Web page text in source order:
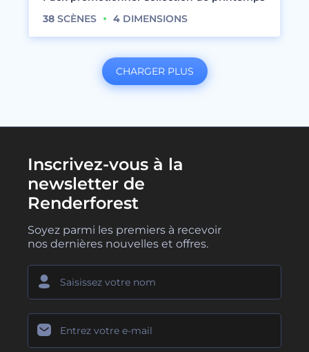
38 SCÈNES 4 DIMENSIONS
CHARGER PLUS
Inscrivez-vous à la
newsletter de
Renderforest
Soyez parmi les premiers à recevoir
nos dernières nouvelles et offres.